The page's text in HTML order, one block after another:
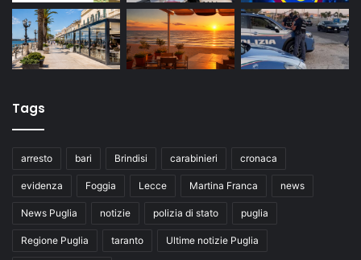
Tags
arresto bari Brindisi carabinieri cronaca
evidenza Foggia Lecce Martina Franca news
News Puglia notizie polizia di stato puglia
Regione Puglia taranto Ultime notizie Puglia